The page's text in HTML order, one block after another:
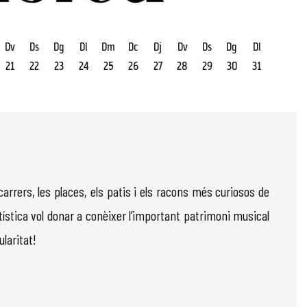
Dv
21
Ds
22
Dg
23
Dl
24
Dm
25
Dc
26
Dj
27
Dv
28
Ds
29
Dg
30
Dl
31
les places, els patis i els racons més curiosos de
vol donar a conèixer l’important patrimoni musical